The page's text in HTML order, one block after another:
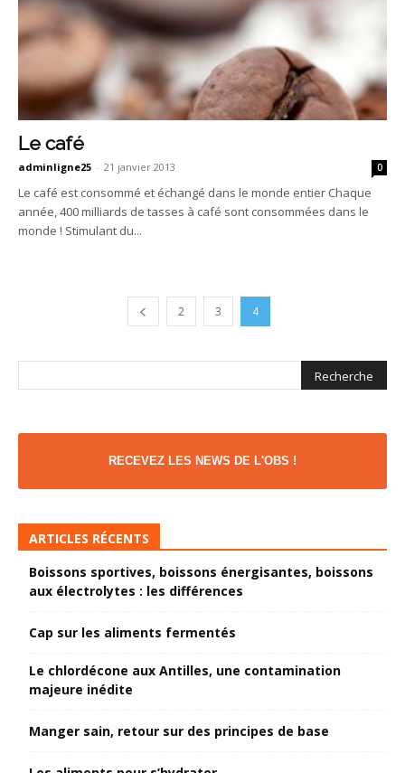
Le café
adminligne25 - 21 janvier 2013 0
Le café est consommé et échangé dans le monde entier Chaque
année, 400 milliards de tasses à café sont consommées dans le
monde ! Stimulant du...
2 3 4
RECEVEZ LES NEWS DE L'OBS !
ARTICLES RÉCENTS
Boissons sportives, boissons énergisantes, boissons
aux électrolytes : les différences
Cap sur les aliments fermentés
Le chlordécone aux Antilles, une contamination
majeure inédite
Manger sain, retour sur des principes de base